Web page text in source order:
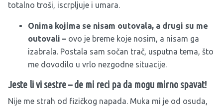
totalno troši, iscrpljuje i umara.
Onima kojima se nisam outovala, a drugi su me
outovali – ovo je breme koje nosim, a nisam ga
izabrala. Postala sam sočan trač, usputna tema, što
me dovodilo u vrlo nezgodne situacije.
Jeste li vi sestre – de mi reci pa da mogu mirno spavat!
Nije me strah od fizičkog napada. Muka mi je od osuda,